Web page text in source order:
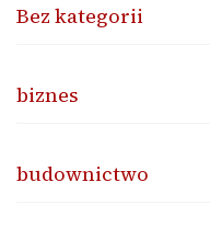
Bez kategorii
biznes
budownictwo